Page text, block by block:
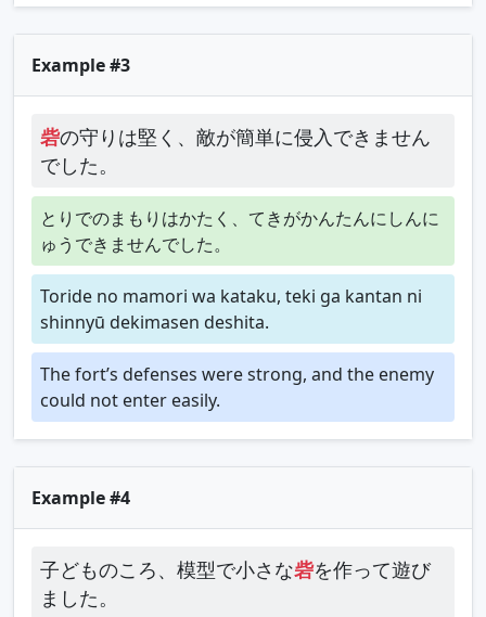
Example #3
砦の守りは堅く、敵が簡単に侵入できません
でした。
とりでのまもりはかたく、てきがかんたんにしんに
ゅうできませんでした。
Toride no mamori wa kataku, teki ga kantan ni
shinnyū dekimasen deshita.
The fort’s defenses were strong, and the enemy
could not enter easily.
Example #4
子どものころ、模型で小さな砦を作って遊び
ました。